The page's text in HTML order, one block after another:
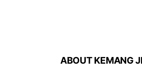
ABOUT KEMANG